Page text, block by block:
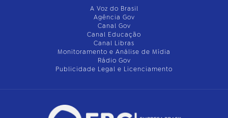
A Voz do Brasil
Agência Gov
Canal Gov
Canal Educação
Canal Libras
Monitoramento e Análise de Mídia
Rádio Gov
Publicidade Legal e Licenciamento